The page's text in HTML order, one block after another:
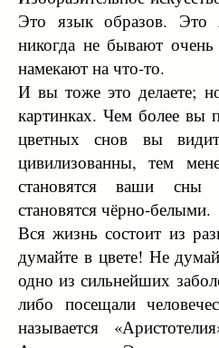
Это язык образов. Это
никогда не бывают
намекают на что-то.
И вы тоже это делаете;
картинках. Чем более вы
цветных снов вы
цивилизованны, тем
становятся ваши
становятся чёрно-белыми.
Вся жизнь состоит из
думайте в цвете! Не
одно из сильнейших
либо посещали
называется